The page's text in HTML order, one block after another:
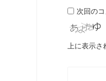
次回の
上に表示